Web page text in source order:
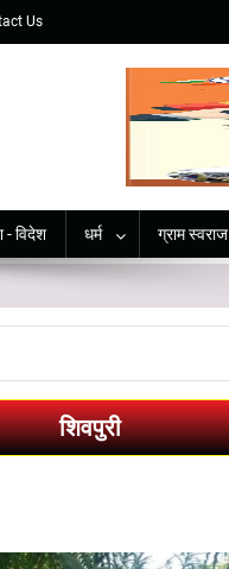
Us
- विदेश धर्म ग्राम स्वराज
शिवपुरी